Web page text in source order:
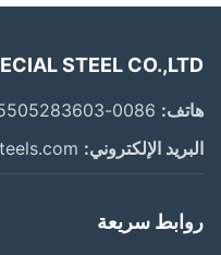
STEEL
0086-15505283603
الإلكتروني: sales03@laiyuan-steels.com
سريعة